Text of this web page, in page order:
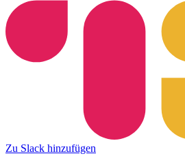
Zu Slack hinzufügen